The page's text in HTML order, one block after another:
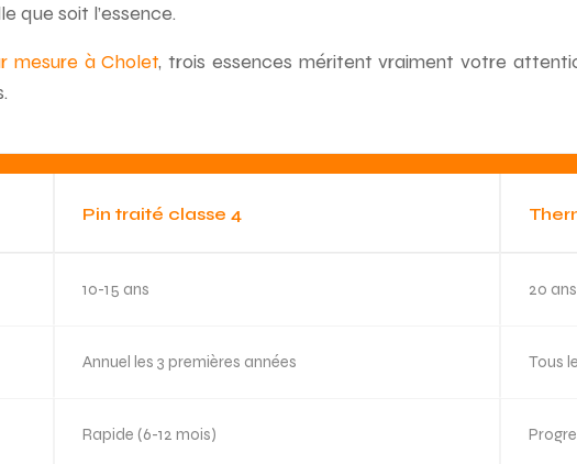
que soit l’essence.
mesure à Cholet, trois essences méritent vraiment votre
Pin traité classe 4
10-15 ans 20 ans
Annuel les 3 premières années Tous
Rapide (6-12 mois)